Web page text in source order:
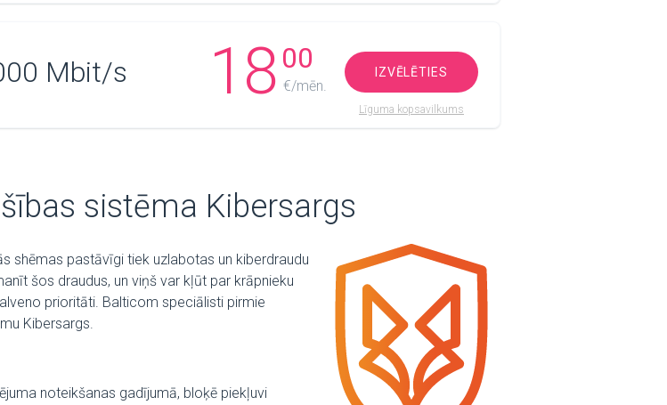
Mbit/s 18 00
€/mēn.
IZVĒLĒTIES
Līguma kopsavilkums
sistēma Kibersargs
shēmas pastāvīgi tiek uzlabotas un kiberdraudu
šos draudus, un viņš var kļūt par krāpnieku
prioritāti. Balticom speciālisti pirmie
Kibersargs.
noteikšanas gadījumā, bloķē piekļuvi